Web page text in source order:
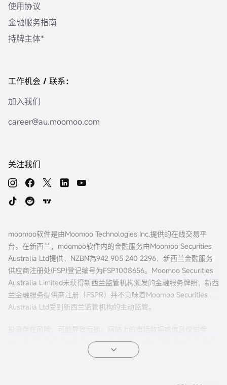
使用协议
金融服务指南
持牌主体*
工作机会 / 联系：
加入我们
career@au.moomoo.com
关注我们
moomoo软件是由Moomoo Technologies Inc.提供的在线交易平
台。在新西兰，moomoo软件内的金融服务由Moomoo Securities
Australia Ltd提供，NZBN為942 905 240 2296，新西兰金融服务
供应商注册处(FSP)登记编号为FSP1008656。Moomoo Securities
Australia Limited未获得新西兰监管机构颁发的金融服务牌照，新西
兰金融服务提供商注册（FSPR）并不意味着Moomoo Securities
Australia Ltd受到新西兰监管机构的主动监管。
考，不应视为买卖金融产品的认可或建议。历史表现不代表未来结
果。此信息为一般性内容，未考虑您的投资目标、财务状况或需